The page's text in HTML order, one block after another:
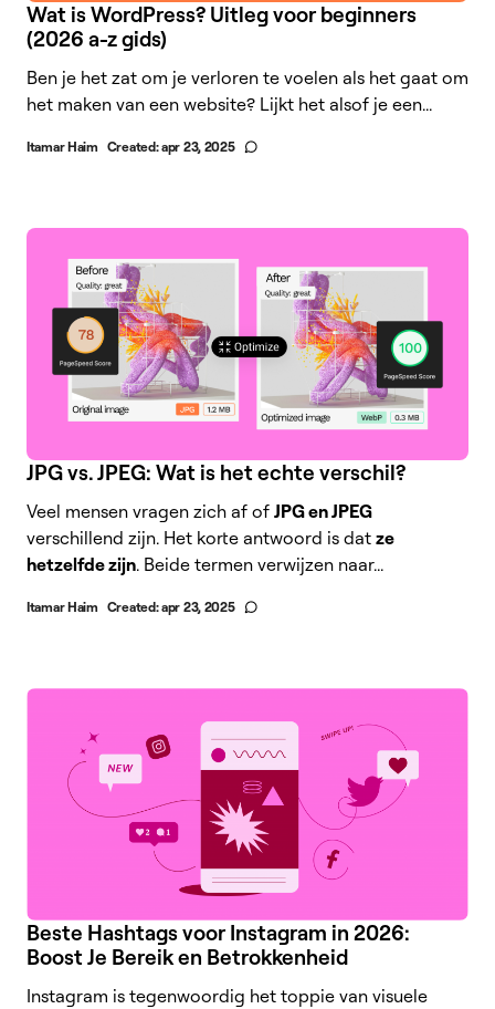
Wat is WordPress? Uitleg voor beginners
(2026 a-z gids)
Ben je het zat om je verloren te voelen als het gaat om
het maken van een website? Lijkt het alsof je een...
Itamar Haim Created:apr 23, 2025
JPG vs. JPEG: Wat is het echte verschil?
Veel mensen vragen zich af of JPG en JPEG
verschillend zijn. Het korte antwoord is dat ze
hetzelfde zijn. Beide termen verwijzen naar...
Itamar Haim Created:apr 23, 2025
Beste Hashtags voor Instagram in 2026:
Boost Je Bereik en Betrokkenheid
Instagram is tegenwoordig het toppie van visuele